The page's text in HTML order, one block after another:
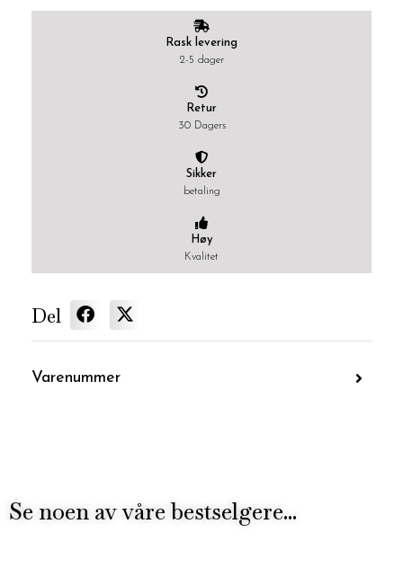
Rask levering
2-5 dager
Retur
30 Dagers
Sikker
betaling
Høy
Kvalitet
Del
Varenummer
Se noen av våre bestselgere...